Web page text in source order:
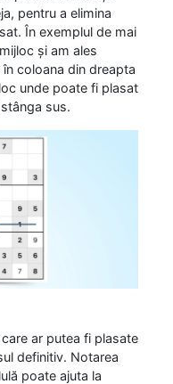
pentru a elimina
În exemplul de mai
și am ales
coloana din dreapta
unde poate fi plasat
sus.
ar putea fi plasate
definitiv. Notarea
poate ajuta la